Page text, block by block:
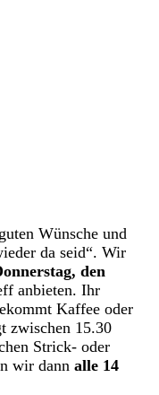
Wünsche und
da seid“. Wir
den
anbieten. Ihr
Kaffee oder
zwischen 15.30
Strick- oder
wir dann alle 14